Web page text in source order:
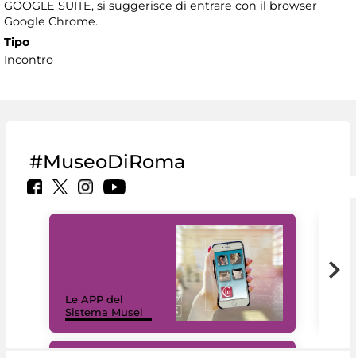
GOOGLE SUITE, si suggerisce di entrare con il browser
Google Chrome.
Tipo
Incontro
#MuseoDiRoma
Le APP del
Sistema Musei